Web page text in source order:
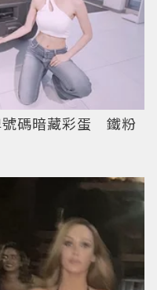
號碼暗藏彩蛋 鐵粉